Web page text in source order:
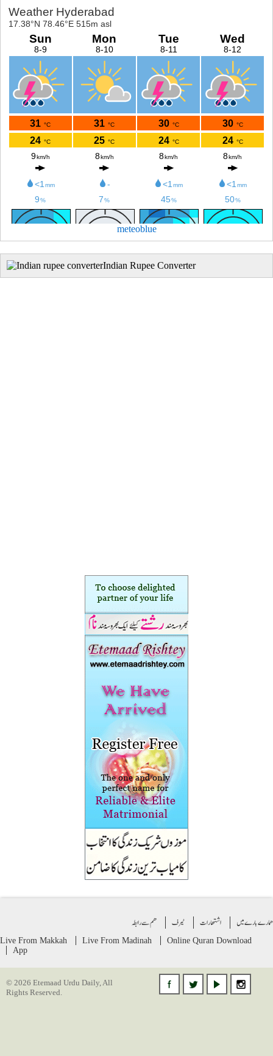
meteoblue
Indian Rupee Converter
بارے میں اشتهارات ٹیرف ھم سے رابطہ
Live From Makkah Live From Madinah Online Quran Download
App
© 2026 Etemaad Urdu Daily, All
Rights Reserved.